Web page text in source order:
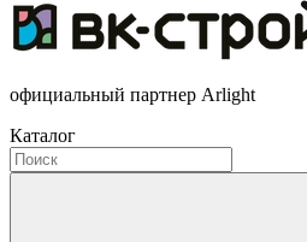
официальный партнер Arlight
Каталог